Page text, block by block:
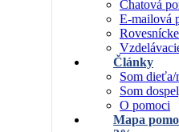
Chatová
E-mailová
Články
Som dieťa/
Som
O pomoci
Mapa